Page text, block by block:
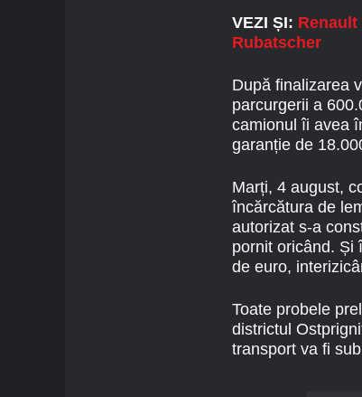
VEZI ȘI:
Rubatscher
După finalizarea
parcurgerii a
camionul îi avea
garanție de
Marți, 4 august,
încărcătura de
autorizat s-a
pornit oricând. Și
de euro,
Toate probele
districtul
transport va fi